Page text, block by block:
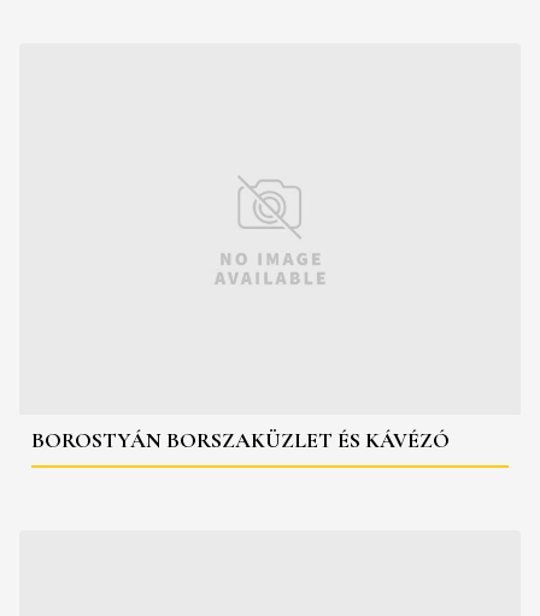
BOROSTYÁN BORSZAKÜZLET ÉS KÁVÉZÓ